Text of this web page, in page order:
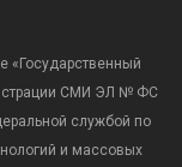
«Государственный
СМИ ЭЛ № ФС
службой по
и массовых